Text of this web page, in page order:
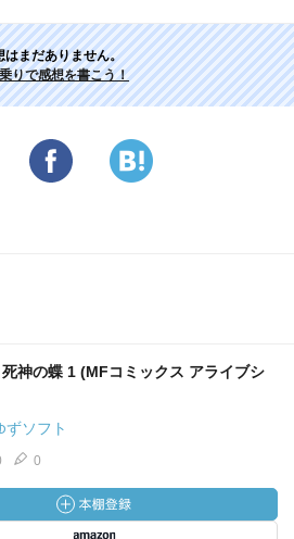
はまだありません。
りで感想を書こう！
神の蝶 1 (MFコミックス アライブシ
ずソフト
0